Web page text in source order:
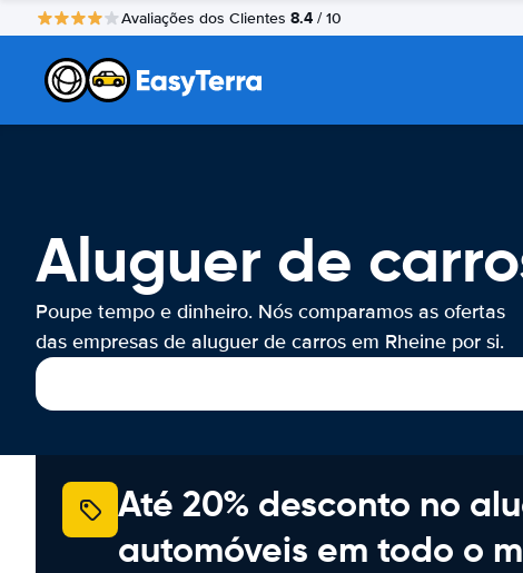
Avaliações dos Clientes 8.4 / 10
Aluguer de
Poupe tempo e dinheiro. Nós comparamos as ofertas
das empresas de aluguer de carros em Rheine por si.
Até 20% desconto no
automóveis em todo o